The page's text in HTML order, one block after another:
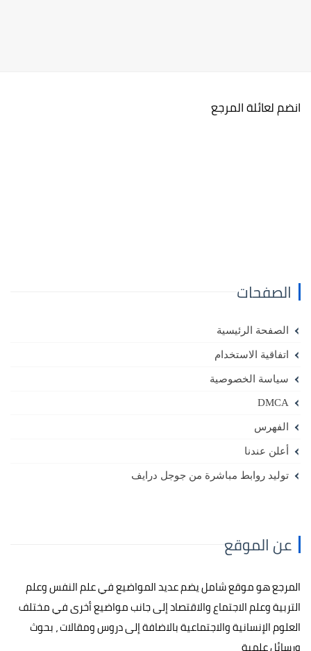
انضم لعائلة المرجع
الصفحات
الصفحة الرئيسية
اتفاقية الاستخدام
سياسة الخصوصية
DMCA
الفهرس
أعلن عندنا
توليد روابط مباشرة من جوجل درايف
عن الموقع
المرجع هو موقع شامل يضم عديد المواضيع في علم النفس وعلم
التربية وعلم الاجتماع والاقتصاد إلى جانب مواضيع أخرى في مختلف
العلوم الإنسانية والاجتماعية بالاضافة إلى دروس ومقالات ، بحوث
ورسائل علمية